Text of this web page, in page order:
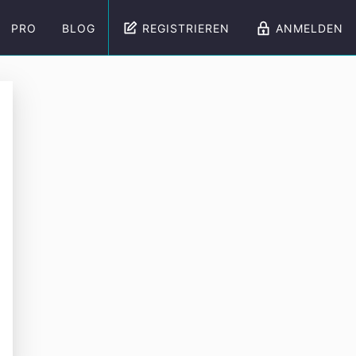
PRO BLOG REGISTRIEREN ANMELDEN